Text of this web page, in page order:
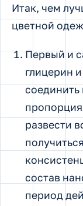
Итак, чем
цветной
Первый и
глицерин
соединить
развести
состав
период